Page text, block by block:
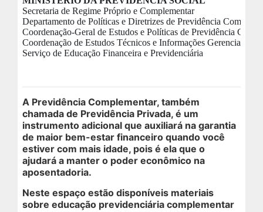
Em Andamento
Encerrados
Espaço das Superintendências
Trilhas de Aprendizagem
Ações Extracurriculares
Palestras
Secretaria de Regime Próprio e Complementar
Departamento de Políticas e Diretrizes de Previdência
Coordenação-Geral de Estudos e Políticas de Previdência
Coordenação de Estudos Técnicos e Informações Gerenciais
Serviço de Educação Financeira e Previdenciária
A Previdência Complementar, também
chamada de Previdência Privada, é um
instrumento adicional que auxiliará na garantia
de maior bem-estar financeiro quando você
estiver com mais idade, pois é ela que o
ajudará a manter o poder econômico na
aposentadoria.
Neste espaço estão disponíveis materiais
sobre educação previdenciária complementar